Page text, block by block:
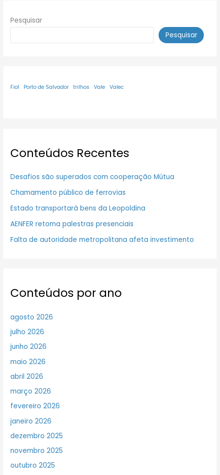
Pesquisar
Pesquisar
Fiol Porto de Salvador trilhos Vale Valec
Conteúdos Recentes
Desafios são superados com cooperação Mútua
Chamamento público de ferrovias
Estado transportará bens da Leopoldina
AENFER retoma palestras presenciais
Falta de autoridade metropolitana afeta investimento
Conteúdos por ano
agosto 2026
julho 2026
junho 2026
maio 2026
abril 2026
março 2026
fevereiro 2026
janeiro 2026
dezembro 2025
novembro 2025
outubro 2025